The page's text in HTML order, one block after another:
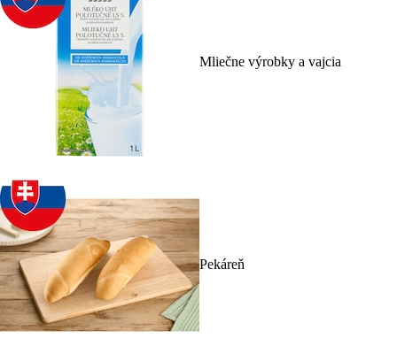
Mliečne výrobky a vajcia
Pekáreň